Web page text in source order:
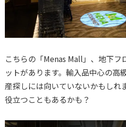
こちらの「Menas Mall」、地下
ットがあります。輸入品中心の高
産探しには向いていないかもしれ
役立つこともあるかも？